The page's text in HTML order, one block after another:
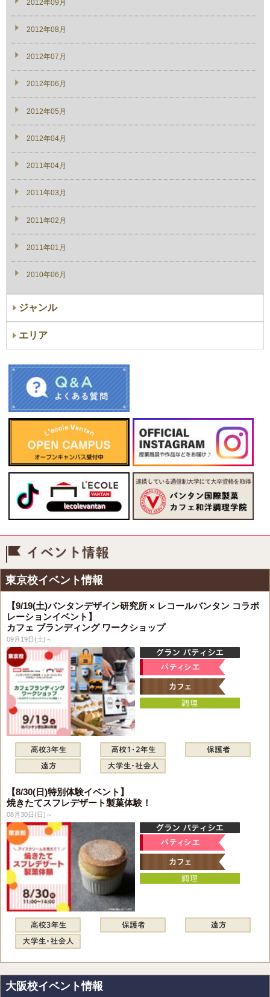
2012年09月
2012年08月
2012年07月
2012年06月
2012年05月
2012年04月
2011年04月
2011年03月
2011年02月
2011年01月
2010年06月
ジャンル
エリア
東京校イベント情報
【9/19(土)バンタンデザイン研究所 × レコールバンタン コラボ
レーションイベント】
カフェ ブランディング ワークショップ
09月19日(土)～
【8/30(日)特別体験イベント】
焼きたてスフレデザート製菓体験！
08月30日(日)～
大阪校イベント情報